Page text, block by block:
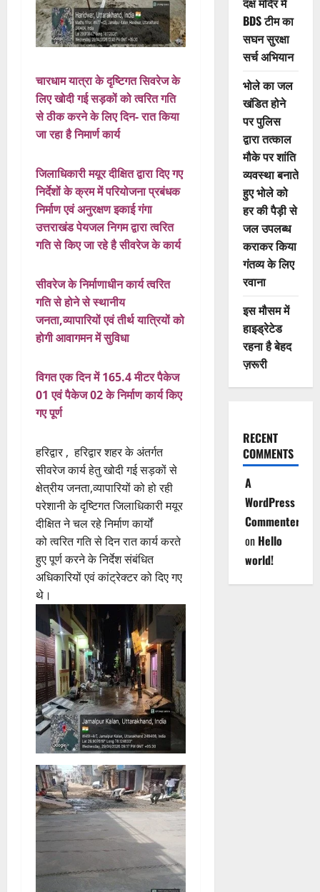
चारधाम यात्रा के दृष्टिगत सिवरेज के
लिए खोदी गई सड़कों को त्वरित गति
से ठीक करने के लिए दिन- रात किया
जा रहा है निमार्ण कार्य
जिलाधिकारी मयूर दीक्षित द्वारा दिए गए
निर्देशों के क्रम में परियोजना प्रबंधक
निर्माण एवं अनुरक्षण इकाई गंगा
उत्तराखंड पेयजल निगम द्वारा त्वरित
गति से किए जा रहे है सीवरेज के कार्य
सीवरेज के निर्माणाधीन कार्य त्वरित
गति से होने से स्थानीय
जनता,व्यापारियों एवं तीर्थ यात्रियों को
होगी आवागमन में सुविधा
विगत एक दिन में 165.4 मीटर पैकेज
01 एवं पैकेज 02 के निर्माण कार्य किए
गए पूर्ण
हरिद्वार , हरिद्वार शहर के अंतर्गत
सीवरेज कार्य हेतु खोदी गई सड़कों से
क्षेत्रीय जनता,व्यापारियों को हो रही
परेशानी के दृष्टिगत जिलाधिकारी मयूर
दीक्षित ने चल रहे निर्माण कार्यों
को त्वरित गति से दिन रात कार्य करते
हुए पूर्ण करने के निर्देश संबंधित
अधिकारियों एवं कांट्रेक्टर को दिए गए
थे।
BDS टीम का
सघन सुरक्षा
सर्च अभियान
भोले का जल
खंडित होने
पर पुलिस
द्वारा तत्काल
मौके पर शांति
व्यवस्था बनाते
हुए भोले को
हर की पैड़ी से
जल उपलब्ध
कराकर किया
गंतव्य के लिए
रवाना
इस मौसम में
हाइड्रेटेड
रहना है बेहद
ज़रूरी
RECENT
COMMENTS
A
WordPress
Commenter
on Hello
world!